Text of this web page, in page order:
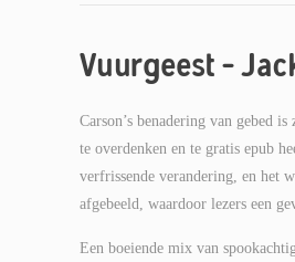
Vuurgeest –
Carson’s benadering van gebed
te overdenken en te gratis epub
verfrissende verandering, en het
afgebeeld, waardoor lezers een
Een boeiende mix van